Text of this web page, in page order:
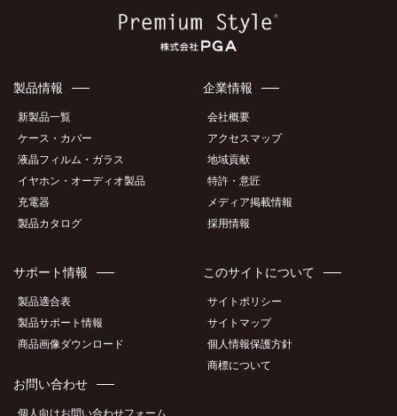
製品情報
新製品一覧
ケース・カバー
液晶フィルム・ガラス
イヤホン・オーディオ製品
充電器
製品カタログ
企業情報
会社概要
アクセスマップ
地域貢献
特許・意匠
メディア掲載情報
採用情報
サポート情報
製品適合表
製品サポート情報
商品画像ダウンロード
お問い合わせ
個人向けお問い合わせフォーム
このサイトについて
サイトポリシー
サイトマップ
個人情報保護方針
商標について